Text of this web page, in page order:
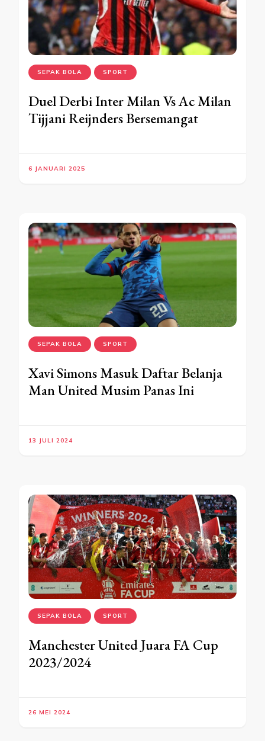
SEPAK BOLA SPORT
Duel Derbi Inter Milan Vs Ac Milan
Tijjani Reijnders Bersemangat
6 JANUARI 2025
SEPAK BOLA SPORT
Xavi Simons Masuk Daftar Belanja
Man United Musim Panas Ini
13 JULI 2024
SEPAK BOLA SPORT
Manchester United Juara FA Cup
2023/2024
26 MEI 2024